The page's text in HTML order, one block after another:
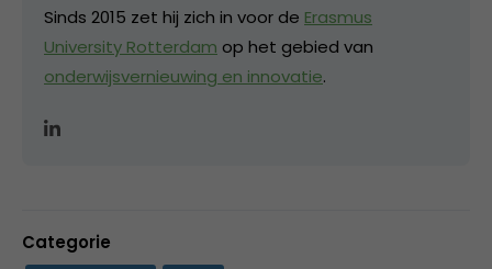
Sinds 2015 zet hij zich in voor de Erasmus
University Rotterdam op het gebied van
onderwijsvernieuwing en innovatie.
Categorie